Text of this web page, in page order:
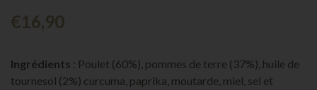
€16,90
Ingrédients : Poulet (60%), pommes de terre (37%), huile de
tournesol (2%) curcuma, paprika, moutarde, miel, sel et